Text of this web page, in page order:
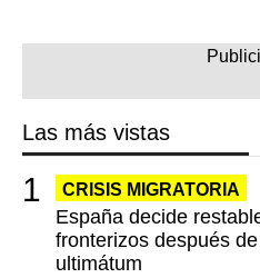
Las más vistas
CRISIS MIGRATORIA
España decide
fronterizos después
ultimátum